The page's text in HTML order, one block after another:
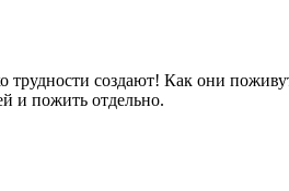
создают! Как они
и пожить отдельно.